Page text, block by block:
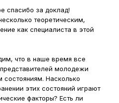
спасибо за доклад!
теоретическим,
как специалиста в этой
что в наше время все
молодежи
Насколько
этих состояний играют
факторы? Есть ли